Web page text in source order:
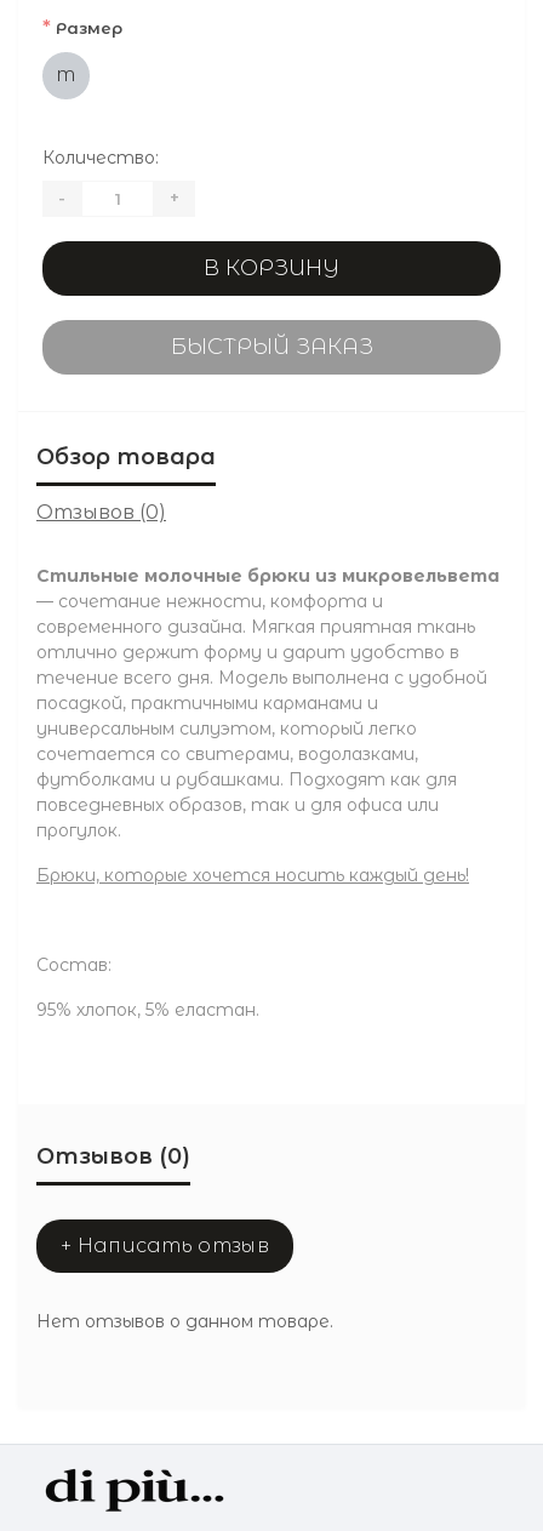
* Размер
M
Количество:
- +
В КОРЗИНУ
БЫСТРЫЙ ЗАКАЗ
Обзор товара
Отзывов (0)
Стильные молочные брюки из микровельвета
— сочетание нежности, комфорта и
современного дизайна. Мягкая приятная ткань
отлично держит форму и дарит удобство в
течение всего дня. Модель выполнена с удобной
посадкой, практичными карманами и
универсальным силуэтом, который легко
сочетается со свитерами, водолазками,
футболками и рубашками. Подходят как для
повседневных образов, так и для офиса или
прогулок.
Брюки, которые хочется носить каждый день!
Состав:
95% хлопок, 5% еластан.
Отзывов (0)
+ Написать отзыв
Нет отзывов о данном товаре.